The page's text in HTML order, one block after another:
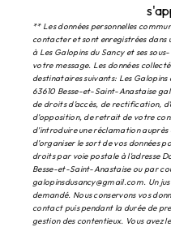
** Les données personnelles
contacter et sont enregistrées dans
à Les Galopins du Sancy et ses
votre message. Les données
destinataires suivants: Les
63610 Besse-et-Saint-Anastaise
de droits d’accès, de rectification,
d’opposition, de retrait de votre
d’introduire une réclamation
d’organiser le sort de vos données
droits par voie postale à l'adresse
Besse-et-Saint-Anastaise ou par
galopinsdusancy@gmail.com. Un
demandé. Nous conservons vos
contact puis pendant la durée de
gestion des contentieux. Vous avez